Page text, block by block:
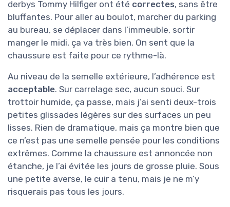
derbys Tommy Hilfiger ont été correctes, sans être
bluffantes. Pour aller au boulot, marcher du parking
au bureau, se déplacer dans l’immeuble, sortir
manger le midi, ça va très bien. On sent que la
chaussure est faite pour ce rythme-là.
Au niveau de la semelle extérieure, l’adhérence est
acceptable. Sur carrelage sec, aucun souci. Sur
trottoir humide, ça passe, mais j’ai senti deux-trois
petites glissades légères sur des surfaces un peu
lisses. Rien de dramatique, mais ça montre bien que
ce n’est pas une semelle pensée pour les conditions
extrêmes. Comme la chaussure est annoncée non
étanche, je l’ai évitée les jours de grosse pluie. Sous
une petite averse, le cuir a tenu, mais je ne m’y
risquerais pas tous les jours.